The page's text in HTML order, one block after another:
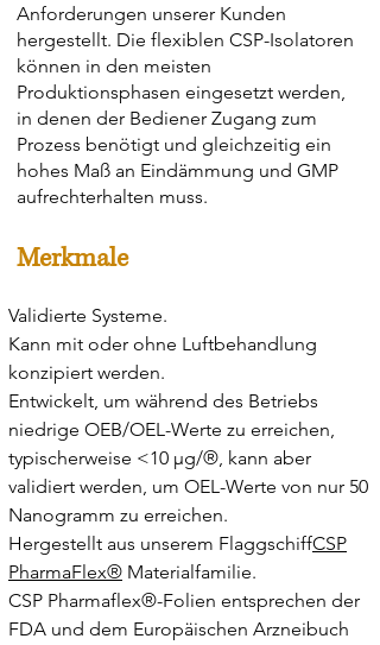
Anforderungen unserer Kunden
hergestellt. Die flexiblen CSP-Isolatoren
können in den meisten
Produktionsphasen eingesetzt werden,
in denen der Bediener Zugang zum
Prozess benötigt und gleichzeitig ein
hohes Maß an Eindämmung und GMP
aufrechterhalten muss.
Merkmale
Validierte Systeme.
Kann mit oder ohne Luftbehandlung
konzipiert werden.
Entwickelt, um während des Betriebs
niedrige OEB/OEL-Werte zu erreichen,
typischerweise <10 μg/®, kann aber
validiert werden, um OEL-Werte von nur 50
Nanogramm zu erreichen.
Hergestellt aus unserem FlaggschiffCSP
PharmaFlex® Materialfamilie.
CSP Pharmaflex®-Folien entsprechen der
FDA und dem Europäischen Arzneibuch